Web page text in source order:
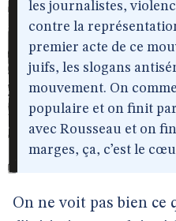
les journalistes,
contre la
premier acte de ce
juifs, les slogans
mouvement. On
populaire et on finit
avec Rousseau et on
marges, ça, c’est le
On ne voit pas bien